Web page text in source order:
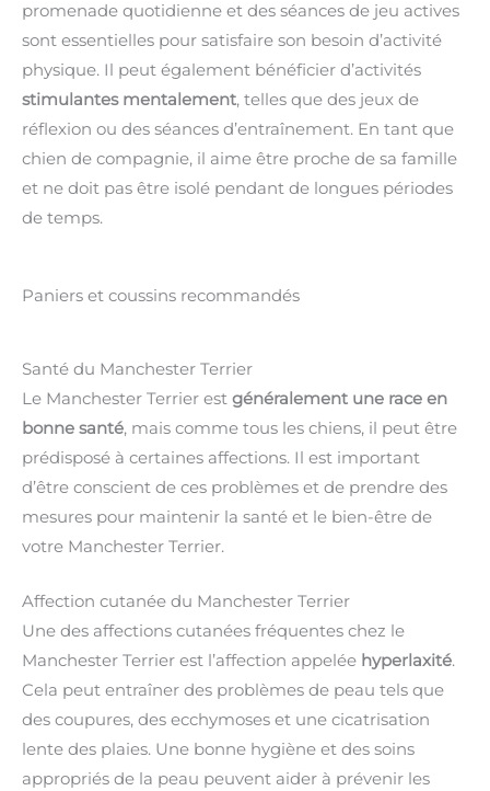
promenade quotidienne et des séances de jeu actives
sont essentielles pour satisfaire son besoin d’activité
physique. Il peut également bénéficier d’activités
stimulantes mentalement, telles que des jeux de
réflexion ou des séances d’entraînement. En tant que
chien de compagnie, il aime être proche de sa famille
et ne doit pas être isolé pendant de longues périodes
de temps.
Paniers et coussins recommandés
Santé du Manchester Terrier
Le Manchester Terrier est généralement une race en
bonne santé, mais comme tous les chiens, il peut être
prédisposé à certaines affections. Il est important
d’être conscient de ces problèmes et de prendre des
mesures pour maintenir la santé et le bien-être de
votre Manchester Terrier.
Affection cutanée du Manchester Terrier
Une des affections cutanées fréquentes chez le
Manchester Terrier est l’affection appelée hyperlaxité.
Cela peut entraîner des problèmes de peau tels que
des coupures, des ecchymoses et une cicatrisation
lente des plaies. Une bonne hygiène et des soins
appropriés de la peau peuvent aider à prévenir les